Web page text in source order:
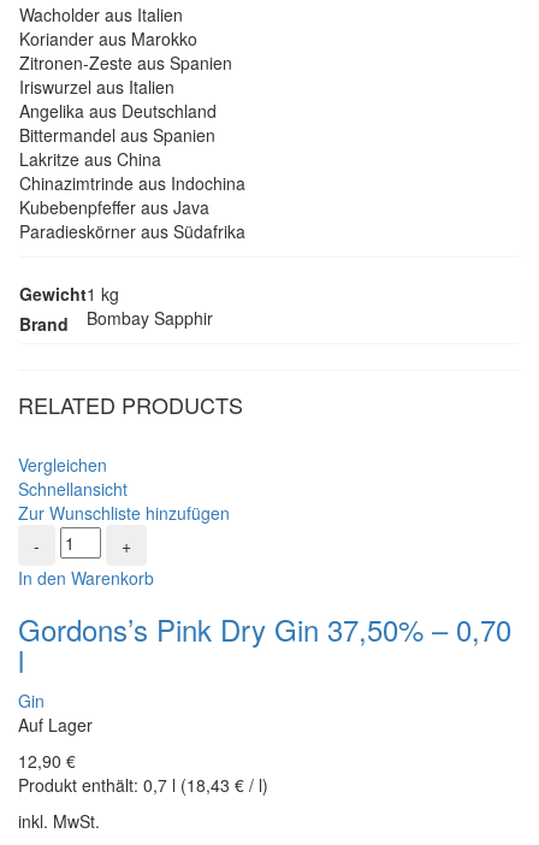
Wacholder aus Italien
Koriander aus Marokko
Zitronen-Zeste aus Spanien
Iriswurzel aus Italien
Angelika aus Deutschland
Bittermandel aus Spanien
Lakritze aus China
Chinazimtrinde aus Indochina
Kubebenpfeffer aus Java
Paradieskörner aus Südafrika
Gewicht1 kg
Brand
Bombay Sapphir
RELATED PRODUCTS
Vergleichen
Schnellansicht
Zur Wunschliste hinzufügen
Gordons's
Pink
Dry
37,50%
Menge
In den Warenkorb
Gordons’s Pink Dry Gin 37,50% – 0,70
l
Gin
Auf Lager
12,90 €
Produkt enthält: 0,7 l (18,43 € / l)
inkl. MwSt.